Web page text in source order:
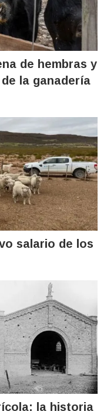
de hembras y
la ganadería
salario de los
la historia